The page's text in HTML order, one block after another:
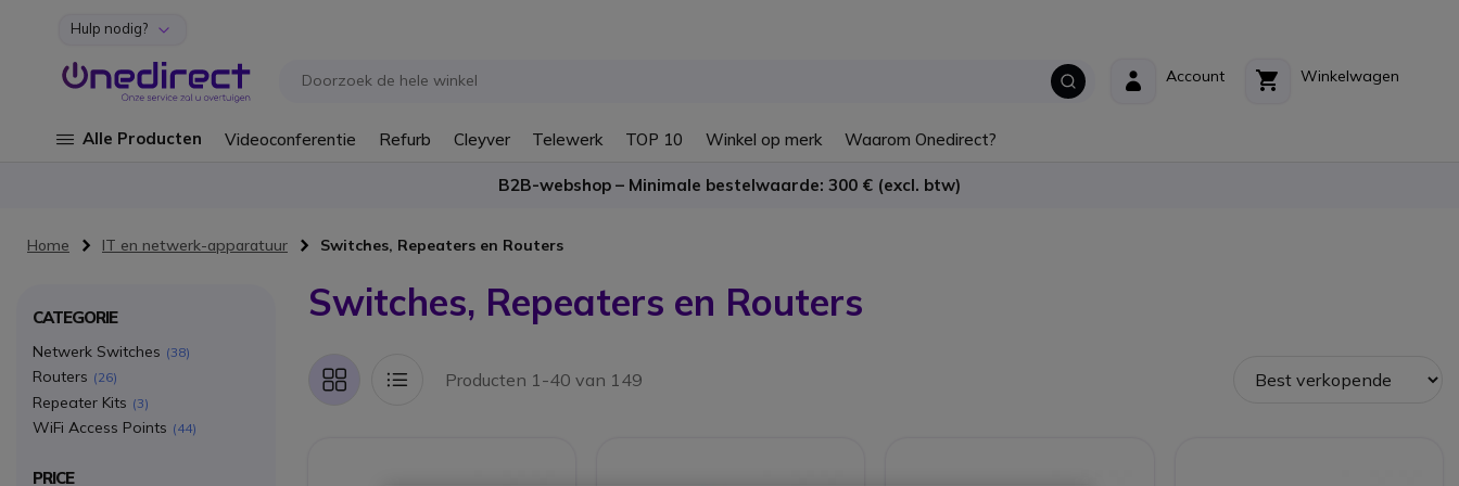
Ga naar de inhoud
Hulp nodig?
Winkelwagen
Account
Alle Producten Videoconferentie Refurb Cleyver Telewerk TOP 10 Winkel op merk Waarom Onedirect?
B2B-webshop – Minimale bestelwaarde: 300 € (excl. btw)
Home IT en netwerk-apparatuur Switches, Repeaters en Routers
Switches, Repeaters en Routers
Foto- Lijst Producten 1-40 van 149
CATEGORIE
Netwerk Switches 38
Routers 26
Repeater Kits 3
WiFi Access Points 44
PRICE